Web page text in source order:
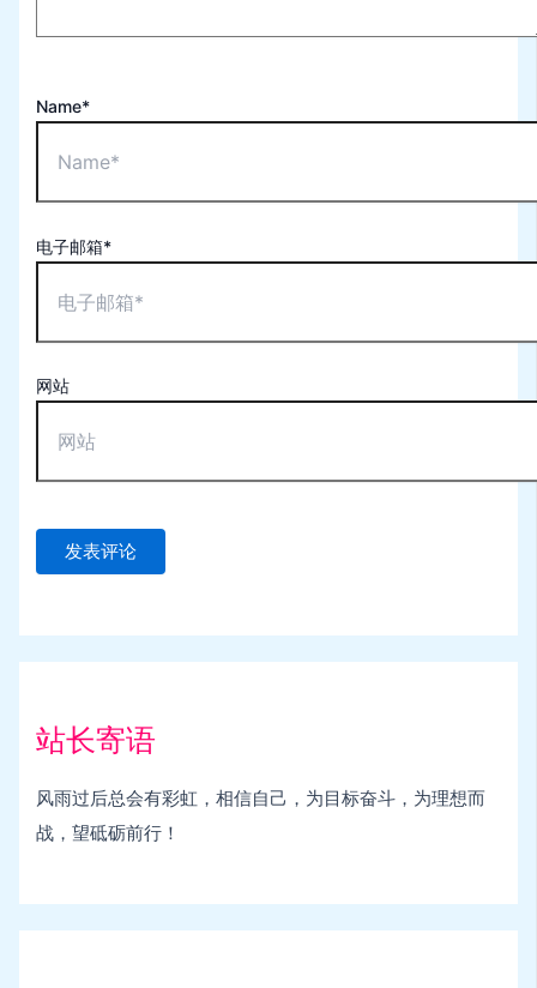
Name*
电子邮箱*
网站
站长寄语
风雨过后总会有彩虹，相信自己，为目标奋斗，为理想而
战，望砥砺前行！